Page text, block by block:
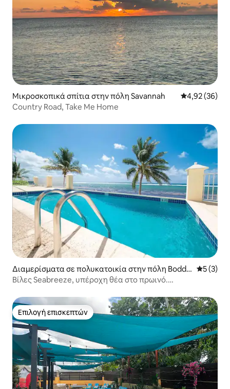
Μικροσκοπικά σπίτια στην πόλη Savannah Μέση
4,92 (36)
Country Road, Take Me Home
Διαμερίσματα σε πολυκατοικία στην πόλη Bodde
n Town
Μέση
5 (3)
Βίλες Seabreeze, υπέροχη θέα στο πρωινό.
Επιλογή επισκεπτών
Επιλογή επισκεπτών